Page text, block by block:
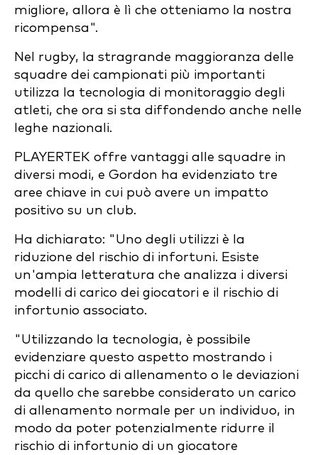
migliore, allora è lì che otteniamo la nostra
ricompensa".
Nel rugby, la stragrande maggioranza delle
squadre dei campionati più importanti
utilizza la tecnologia di monitoraggio degli
atleti, che ora si sta diffondendo anche nelle
leghe nazionali.
PLAYERTEK offre vantaggi alle squadre in
diversi modi, e Gordon ha evidenziato tre
aree chiave in cui può avere un impatto
positivo su un club.
Ha dichiarato: "Uno degli utilizzi è la
riduzione del rischio di infortuni. Esiste
un'ampia letteratura che analizza i diversi
modelli di carico dei giocatori e il rischio di
infortunio associato.
"Utilizzando la tecnologia, è possibile
evidenziare questo aspetto mostrando i
picchi di carico di allenamento o le deviazioni
da quello che sarebbe considerato un carico
di allenamento normale per un individuo, in
modo da poter potenzialmente ridurre il
rischio di infortunio di un giocatore